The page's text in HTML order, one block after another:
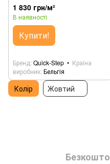
1 830 грн/м²
В наявності
Купити!
Бренд Quick-Step
Країна
виробник Бельгія
Колір Жовтий